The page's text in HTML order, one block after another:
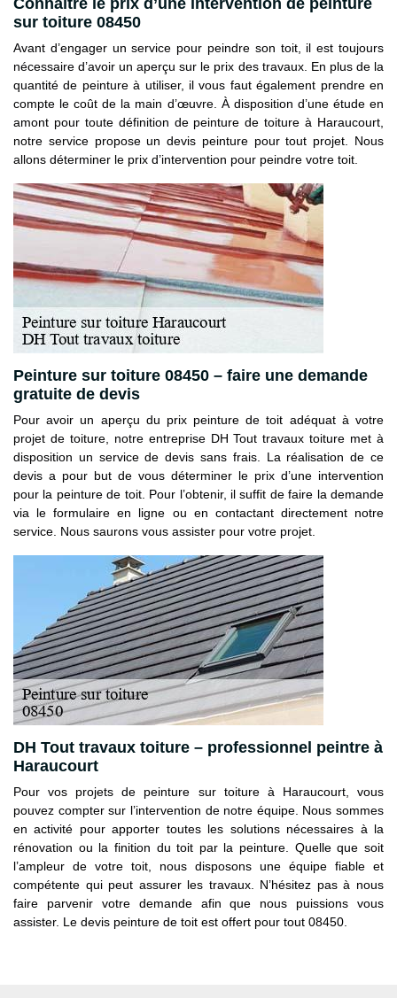
sur toiture 08450
Avant d’engager un service pour peindre son toit, il est toujours
nécessaire d’avoir un aperçu sur le prix des travaux. En plus de la
quantité de peinture à utiliser, il vous faut également prendre en
compte le coût de la main d’œuvre. À disposition d’une étude en
amont pour toute définition de peinture de toiture à Haraucourt,
notre service propose un devis peinture pour tout projet. Nous
allons déterminer le prix d’intervention pour peindre votre toit.
Peinture sur toiture 08450 – faire une demande
gratuite de devis
Pour avoir un aperçu du prix peinture de toit adéquat à votre
projet de toiture, notre entreprise DH Tout travaux toiture met à
disposition un service de devis sans frais. La réalisation de ce
devis a pour but de vous déterminer le prix d’une intervention
pour la peinture de toit. Pour l’obtenir, il suffit de faire la demande
via le formulaire en ligne ou en contactant directement notre
service. Nous saurons vous assister pour votre projet.
DH Tout travaux toiture – professionnel peintre à
Haraucourt
Pour vos projets de peinture sur toiture à Haraucourt, vous
pouvez compter sur l’intervention de notre équipe. Nous sommes
en activité pour apporter toutes les solutions nécessaires à la
rénovation ou la finition du toit par la peinture. Quelle que soit
l’ampleur de votre toit, nous disposons une équipe fiable et
compétente qui peut assurer les travaux. N’hésitez pas à nous
faire parvenir votre demande afin que nous puissions vous
assister. Le devis peinture de toit est offert pour tout 08450.